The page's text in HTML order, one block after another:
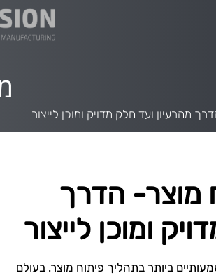
מהרעיון ועד חלק מדויק ומוכן לייצור
מוצר- הדרך
ומוכן לייצור
ביותר בתהליך פיתוח מוצר. בעולם